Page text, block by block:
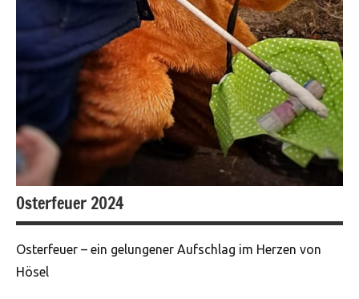
Osterfeuer 2024
Osterfeuer – ein gelungener Aufschlag im Herzen von
Hösel